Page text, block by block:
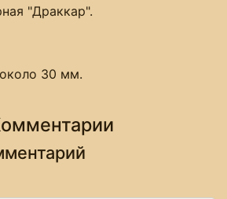
"Драккар".
30 мм.